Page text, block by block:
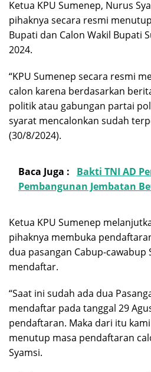
Ketua KPU Sumenep, Nurus
pihaknya secara resmi
Bupati dan Calon Wakil Bupati
2024.
“KPU Sumenep secara resmi
calon karena berdasarkan
politik atau gabungan partai
syarat mencalonkan sudah
(30/8/2024).
Baca Juga :
Bakti TNI AD
Pembangunan Jembatan
Ketua KPU Sumenep
pihaknya membuka
dua pasangan Cabup-cawabup
mendaftar.
“Saat ini sudah ada dua
mendaftar pada tanggal 29
pendaftaran. Maka dari itu
menutup masa pendaftaran
Syamsi.